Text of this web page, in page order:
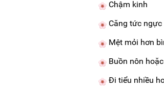
Chậm kinh
Căng tức ngực
Mệt mỏi hơn
Buồn nôn
Đi tiểu nhiều